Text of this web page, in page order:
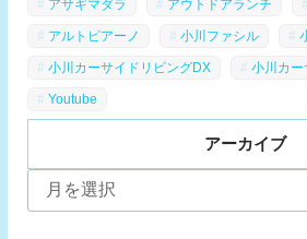
アサギマダラ アウトドアランチ
アルトピアーノ 小川ファシル
小川カーサイドリビングDX 小川カー
Youtube
アーカイブ
ー